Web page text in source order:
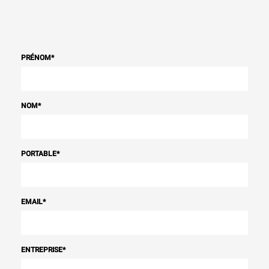
PRÉNOM*
NOM*
PORTABLE*
EMAIL*
ENTREPRISE*